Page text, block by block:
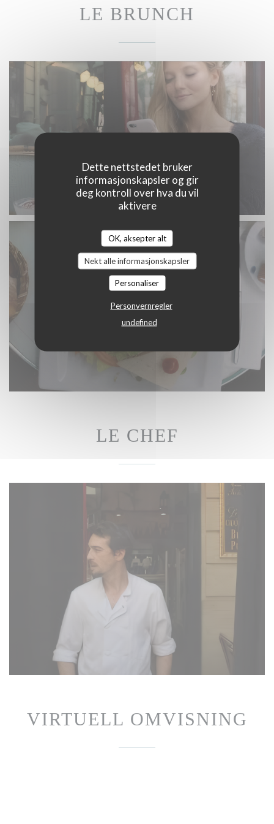
Dette nettstedet bruker
informasjonskapsler og gir
deg kontroll over hva du vil
aktivere
OK, aksepter alt
Nekt alle informasjonskapsler
Personaliser
Personvernregler
undefined
LE BRUNCH
LE CHEF
VIRTUELL OMVISNING